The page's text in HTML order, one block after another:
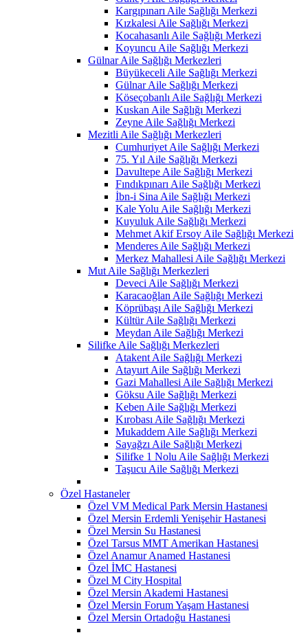
Kargıpınarı Aile Sağlığı Merkezi
Kızkalesi Aile Sağlığı Merkezi
Kocahasanlı Aile Sağlığı Merkezi
Koyuncu Aile Sağlığı Merkezi
Gülnar Aile Sağlığı Merkezleri
Büyükeceli Aile Sağlığı Merkezi
Gülnar Aile Sağlığı Merkezi
Köseçobanlı Aile Sağlığı Merkezi
Kuskan Aile Sağlığı Merkezi
Zeyne Aile Sağlığı Merkezi
Mezitli Aile Sağlığı Merkezleri
Cumhuriyet Aile Sağlığı Merkezi
75. Yıl Aile Sağlığı Merkezi
Davultepe Aile Sağlığı Merkezi
Fındıkpınarı Aile Sağlığı Merkezi
İbn-i Sina Aile Sağlığı Merkezi
Kale Yolu Aile Sağlığı Merkezi
Kuyuluk Aile Sağlığı Merkezi
Mehmet Akif Ersoy Aile Sağlığı Merkezi
Menderes Aile Sağlığı Merkezi
Merkez Mahallesi Aile Sağlığı Merkezi
Mut Aile Sağlığı Merkezleri
Deveci Aile Sağlığı Merkezi
Karacaoğlan Aile Sağlığı Merkezi
Köprübaşı Aile Sağlığı Merkezi
Kültür Aile Sağlığı Merkezi
Meydan Aile Sağlığı Merkezi
Silifke Aile Sağlığı Merkezleri
Atakent Aile Sağlığı Merkezi
Atayurt Aile Sağlığı Merkezi
Gazi Mahallesi Aile Sağlığı Merkezi
Göksu Aile Sağlığı Merkezi
Keben Aile Sağlığı Merkezi
Kırobası Aile Sağlığı Merkezi
Mukaddem Aile Sağlığı Merkezi
Sayağzı Aile Sağlığı Merkezi
Silifke 1 Nolu Aile Sağlığı Merkezi
Taşucu Aile Sağlığı Merkezi
Özel Hastaneler
Özel VM Medical Park Mersin Hastanesi
Özel Mersin Erdemli Yenişehir Hastanesi
Özel Mersin Su Hastanesi
Özel Tarsus MMT Amerikan Hastanesi
Özel Anamur Anamed Hastanesi
Özel İMC Hastanesi
Özel M City Hospital
Özel Mersin Akademi Hastanesi
Özel Mersin Forum Yaşam Hastanesi
Özel Mersin Ortadoğu Hastanesi